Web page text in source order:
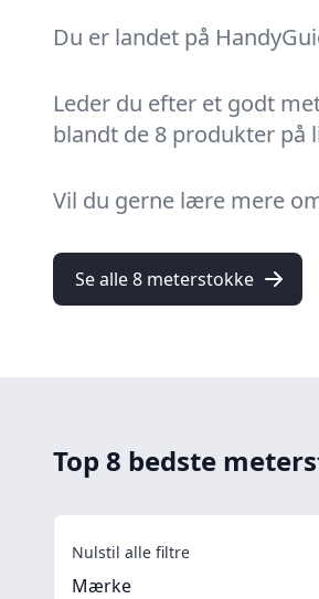
Du er landet på
Leder du efter et godt
blandt de 8 produkter på
Vil du gerne lære mere
Se alle 8 meterstokke
Top 8 bedste
Nulstil alle filtre
Mærke